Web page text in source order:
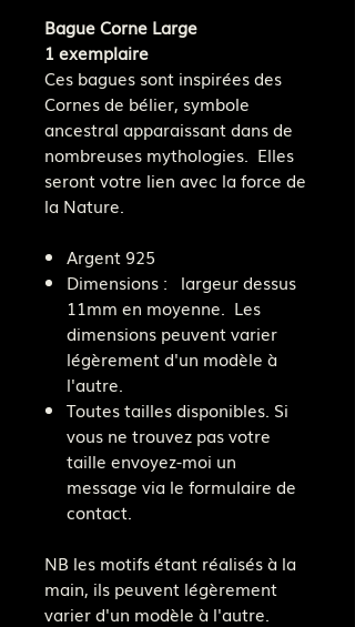
Bague Corne Large
1 exemplaire
Ces bagues sont inspirées des
Cornes de bélier, symbole
ancestral apparaissant dans de
nombreuses mythologies. Elles
seront votre lien avec la force de
la Nature.
Argent 925
Dimensions : largeur dessus
11mm en moyenne. Les
dimensions peuvent varier
légèrement d'un modèle à
l'autre.
Toutes tailles disponibles. Si
vous ne trouvez pas votre
taille envoyez-moi un
message via le formulaire de
contact.
NB les motifs étant réalisés à la
main, ils peuvent légèrement
varier d'un modèle à l'autre.